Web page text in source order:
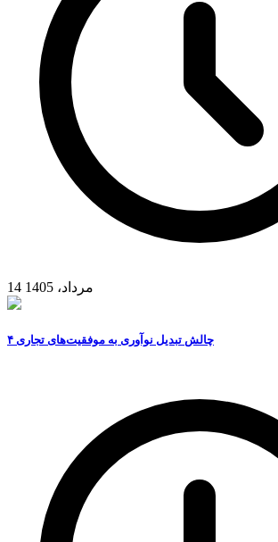
14 مرداد، 1405
۴ چالش تبدیل نوآوری به موفقیت‌های تجاری